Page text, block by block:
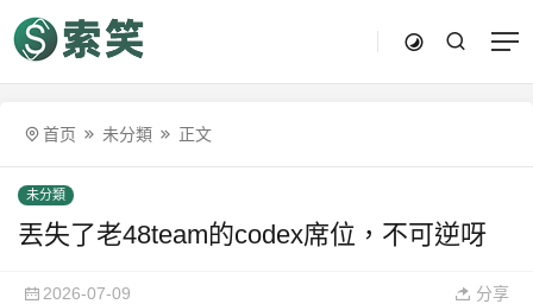
首页 未分類 正文
未分類
丟失了老48team的codex席位，不可逆呀
2026-07-09 分享